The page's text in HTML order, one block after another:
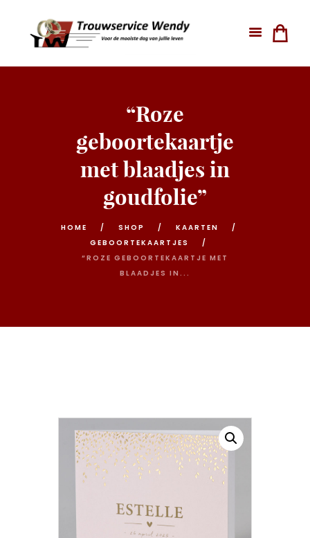
“Roze
geboortekaartje
met blaadjes in
goudfolie”
HOME SHOP
KAARTEN
GEBOORTEKAARTJES
“ROZE GEBOORTEKAARTJE MET
BLAADJES IN...